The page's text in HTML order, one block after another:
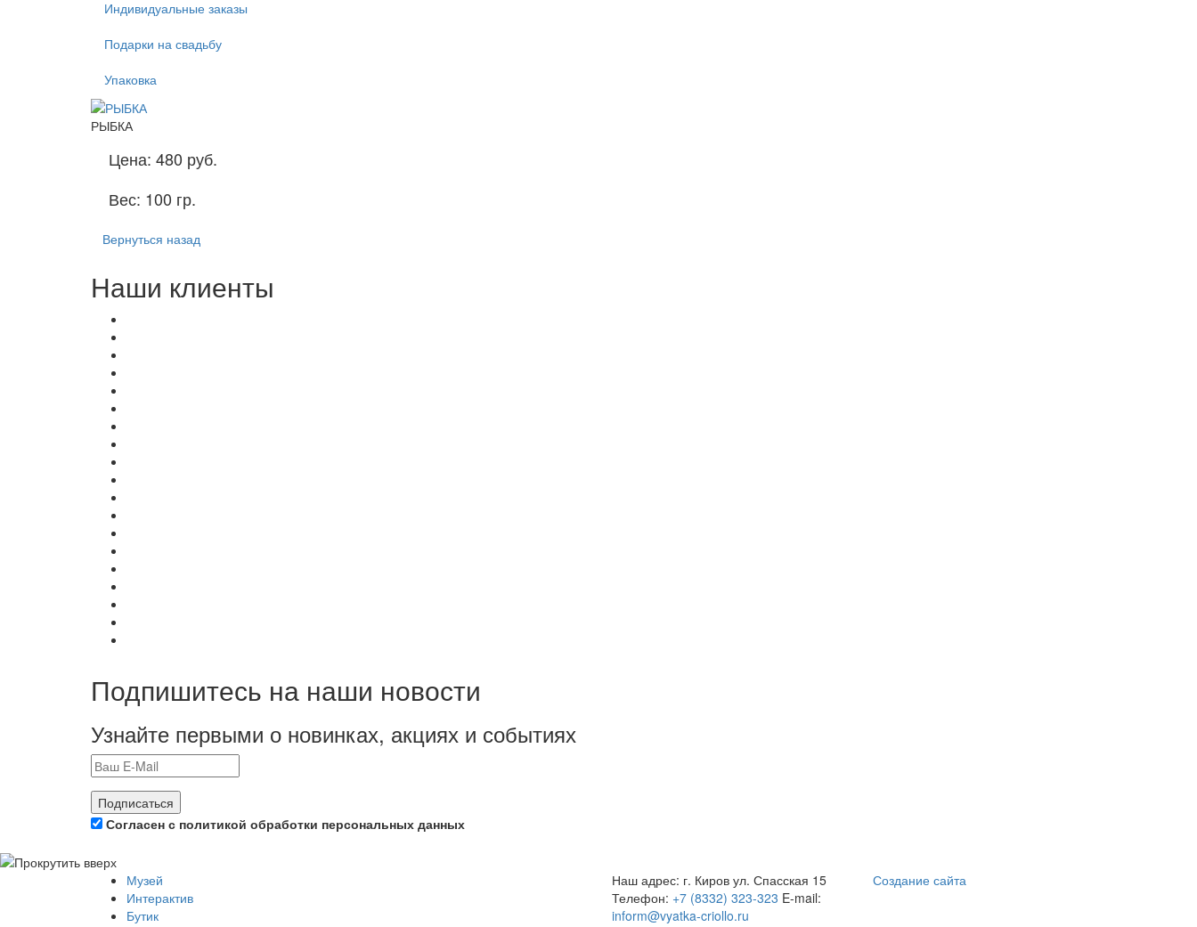
Индивидуальные заказы
Подарки на свадьбу
Упаковка
РЫБКА
Цена: 480 руб.
Вес: 100 гр.
Вернуться назад
Наши клиенты
Подпишитесь на наши новости
Узнайте первыми о новинках, акциях и событиях
Подписаться
Согласен с политикой обработки персональных данных
Музей
Интерактив
Бутик
Наш адрес: г. Киров ул. Спасская 15
Телефон: +7 (8332) 323-323 E-mail:
inform@vyatka-criollo.ru
Создание сайта